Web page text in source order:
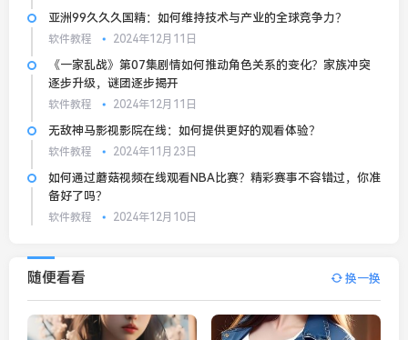
亚洲99久久久国精：如何维持技术与产业的全球竞争力？
软件教程 2024年12月11日
《一家乱战》第07集剧情如何推动角色关系的变化？家族冲突
逐步升级，谜团逐步揭开
软件教程 2024年12月11日
无敌神马影视影院在线：如何提供更好的观看体验？
软件教程 2024年11月23日
如何通过蘑菇视频在线观看NBA比赛？精彩赛事不容错过，你准
备好了吗？
软件教程 2024年12月10日
随便看看 换一换